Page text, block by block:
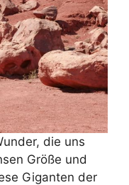
die uns
Größe und
Giganten der